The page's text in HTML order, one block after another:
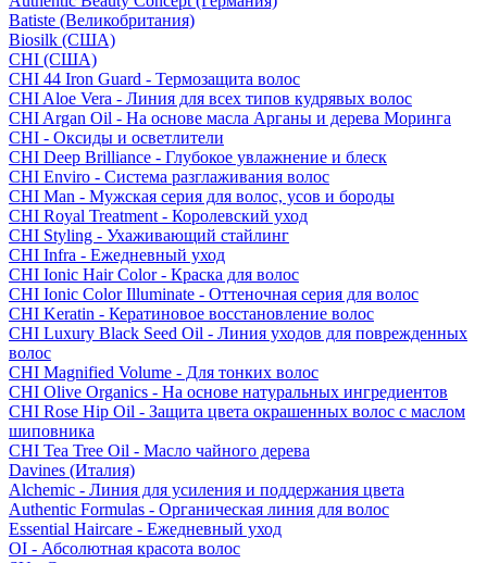
Batiste (Великобритания)
Biosilk (США)
CHI (США)
CHI 44 Iron Guard - Термозащита волос
CHI Aloe Vera - Линия для всех типов кудрявых волос
CHI Argan Oil - На основе масла Арганы и дерева Моринга
CHI - Оксиды и осветлители
CHI Deep Brilliance - Глубокое увлажнение и блеск
CHI Enviro - Система разглаживания волос
CHI Man - Мужская серия для волос, усов и бороды
CHI Royal Treatment - Королевский уход
CHI Styling - Ухаживающий стайлинг
CHI Infra - Ежедневный уход
CHI Ionic Hair Color - Краска для волос
CHI Ionic Color Illuminate - Оттеночная серия для волос
CHI Keratin - Кератиновое восстановление волос
CHI Luxury Black Seed Oil - Линия уходов для поврежденных
волос
CHI Magnified Volume - Для тонких волос
CHI Olive Organics - На основе натуральных ингредиентов
CHI Rose Hip Oil - Защита цвета окрашенных волос с маслом
шиповника
CHI Tea Tree Oil - Масло чайного дерева
Davines (Италия)
Alchemic - Линия для усиления и поддержания цвета
Authentic Formulas - Органическая линия для волос
Essential Haircare - Eжедневный уход
OI - Абсолютная красота волос